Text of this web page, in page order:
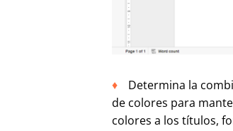
Determina la
de colores para
colores a los títulos,